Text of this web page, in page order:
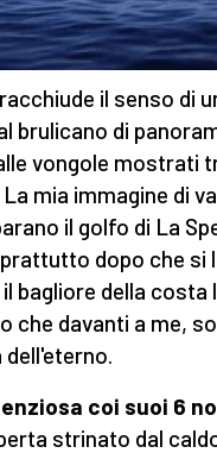
il senso di
brulicano di
vongole mostrati
mia immagine di
il golfo di La
dopo che si
bagliore della costa
che davanti a me,
coi suoi 6
strinato dal